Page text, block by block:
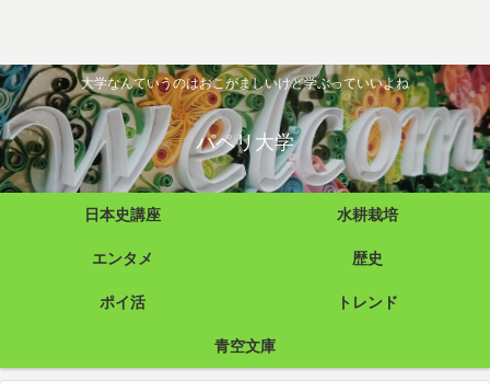
大学なんていうのはおこがましいけど学ぶっていいよね
パペリ大学
日本史講座 水耕栽培
エンタメ 歴史
ポイ活 トレンド
青空文庫